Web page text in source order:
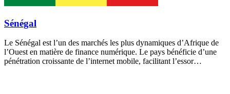
Sénégal
Le Sénégal est l’un des marchés les plus dynamiques d’Afrique de
l’Ouest en matière de finance numérique. Le pays bénéficie d’une
pénétration croissante de l’internet mobile, facilitant l’essor…